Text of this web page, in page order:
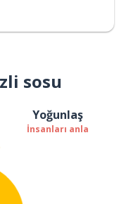
sosu
Yoğunlaş
İnsanları anla